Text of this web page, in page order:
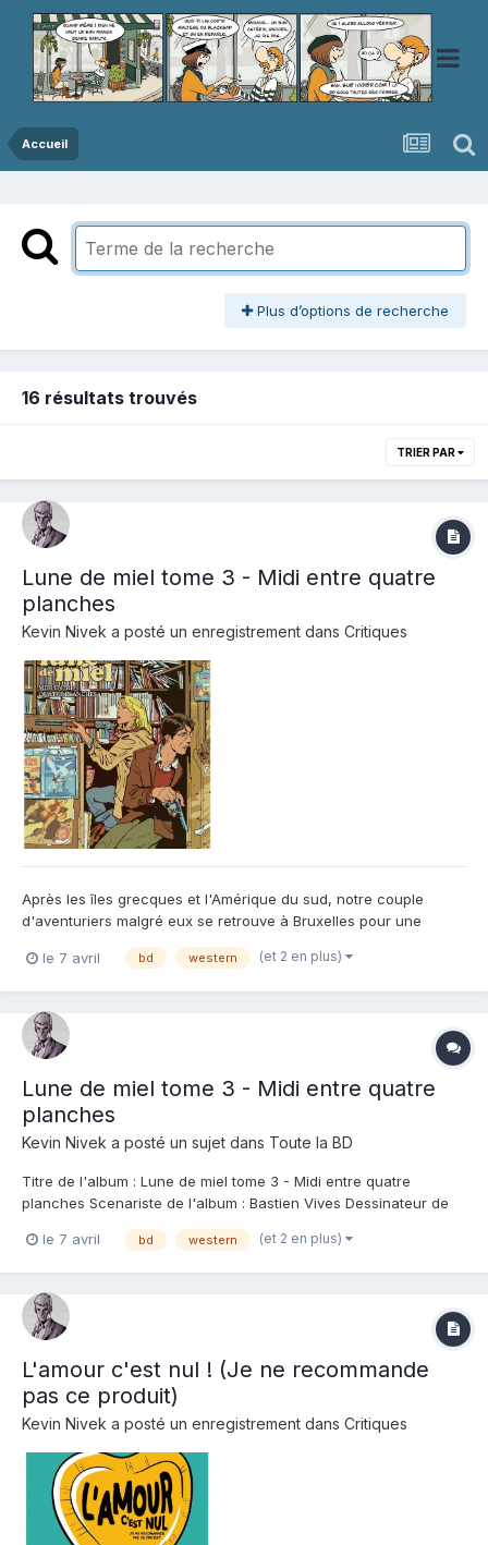
Accueil
Plus d’options de recherche
16 résultats trouvés
TRIER PAR
Lune de miel tome 3 - Midi entre quatre
planches
Kevin Nivek a posté un enregistrement dans Critiques
Après les îles grecques et l'Amérique du sud, notre couple
d'aventuriers malgré eux se retrouve à Bruxelles pour une
surpris par la capitale belge, elle ne ressemble en rien à la ville
le 7 avril bd western (et 2 en plus)
Lune de miel tome 3 - Midi entre quatre
planches
Kevin Nivek a posté un sujet dans Toute la BD
Titre de l'album : Lune de miel tome 3 - Midi entre quatre
planches Scenariste de l'album : Bastien Vives Dessinateur de
l'album : Casterman Note : Résumé de l'album : Quentin
le 7 avril bd western (et 2 en plus)
L'amour c'est nul ! (Je ne recommande
pas ce produit)
Kevin Nivek a posté un enregistrement dans Critiques